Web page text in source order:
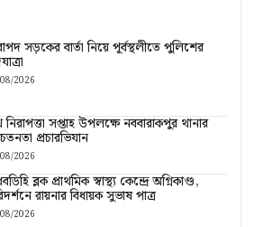
সড়কের বার্তা নিয়ে পূর্বস্থলীতে পুলিশের
2026
সপ্তাহ উপলক্ষে নববারাকপুর থানার
প্রচারভিযান
2026
ব্লক প্রাথমিক স্বাস্থ্য কেন্দ্রে অগ্নিকাণ্ড,
রায়নার বিধায়ক সুভাষ পাত্র
2026